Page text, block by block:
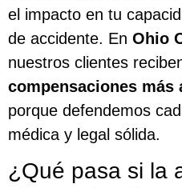
el impacto en tu
de accidente. En Ohio
nuestros clientes
compensaciones más
porque defendemos
médica y legal sólida.
¿Qué pasa si la